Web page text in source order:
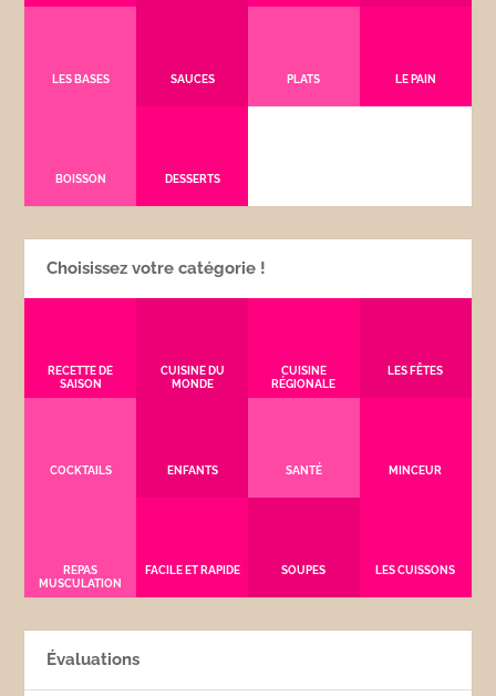
LES BASES SAUCES PLATS LE PAIN
BOISSON DESSERTS
Choisissez votre catégorie !
RECETTE DE
SAISON
CUISINE DU
MONDE
CUISINE
RÉGIONALE
LES FÊTES
COCKTAILS ENFANTS SANTÉ MINCEUR
REPAS
MUSCULATION
FACILE ET RAPIDE SOUPES LES CUISSONS
Évaluations